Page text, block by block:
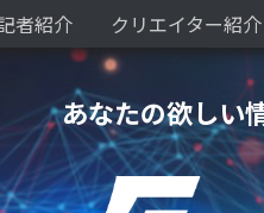
者紹介 クリエイター紹介
あなたの欲しい